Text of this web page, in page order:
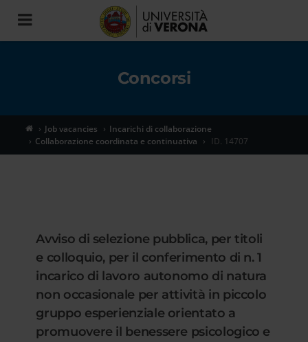
Toggle
navigation
Concorsi
Job vacancies
Incarichi di collaborazione
Collaborazione coordinata e continuativa
ID. 14707
Avviso di selezione pubblica, per titoli
e colloquio, per il conferimento di n. 1
incarico di lavoro autonomo di natura
non occasionale per attività in piccolo
gruppo esperienziale orientato a
promuovere il benessere psicologico e